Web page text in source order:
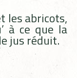
les abricots,
à ce que la
jus réduit.